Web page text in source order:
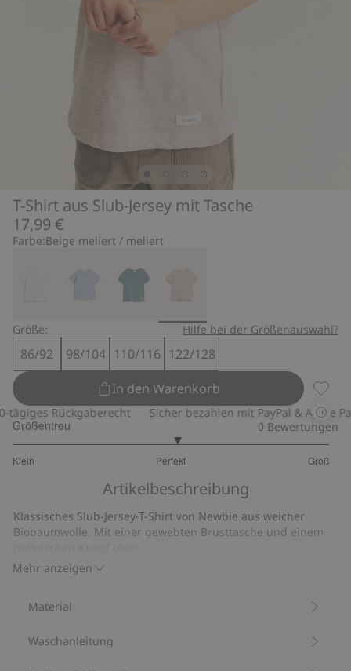
T-Shirt aus Slub-Jersey mit Tasche
17,99 €
Farbe:Beige meliert / meliert
Größe: Hilfe bei der Größenauswahl?
86/92 98/104 110/116 122/128
In den Warenkorb
T-
Rückgaberecht Sicher bezahlen mit PayPal & Apple Pay
Größentreu
Klein Perfekt Groß
von
26
Bewertungen
0 Bewertungen
Artikelbeschreibung
Mehr anzeigen
Klassisches Slub-Jersey-T-Shirt von Newbie aus weicher
Biobaumwolle. Mit einer gewebten Brusttasche und einem
Aus 100 % Biobaumwolle.
Artikelnummer
Material
Waschanleitung